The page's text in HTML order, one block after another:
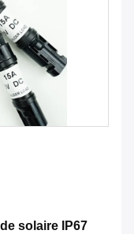
solaire IP67